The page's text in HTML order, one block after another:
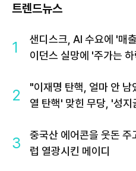
트렌드뉴스
1
샌디스크, AI 수요에 '매
이던스 실망에 '주가는
2
"이재명 탄핵, 얼마 안 남
열 탄핵' 맞힌 무당, '성지
3
중국산 에어콘을 웃돈 주
럽 열광시킨 메이디